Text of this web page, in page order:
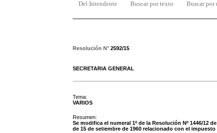
Del Intendente Buscar por texto Buscar por
Resolución N° 2592/15
SECRETARIA GENERAL
Tema:
VARIOS
Resumen:
Se modifica el numeral 1º de la Resolución Nº 1446/12
de 15 de setiembre de 1960 relacionado con el